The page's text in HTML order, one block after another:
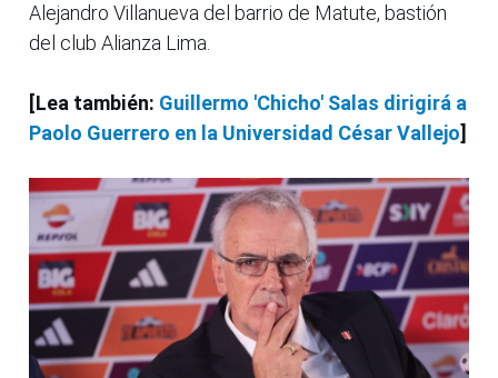
Alejandro Villanueva del barrio de Matute, bastión
del club Alianza Lima.
[Lea también: Guillermo 'Chicho' Salas dirigirá a
Paolo Guerrero en la Universidad César Vallejo]